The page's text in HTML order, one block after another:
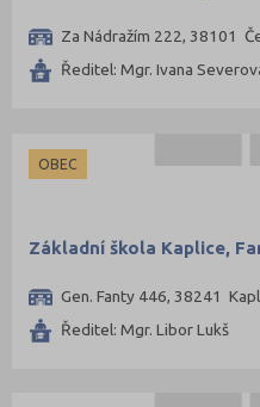
Za Nádražím 222, 38101
Ředitel: Mgr. Ivana
OBEC
Základní škola Kaplice,
Gen. Fanty 446, 38241
Ředitel: Mgr. Libor Lukš